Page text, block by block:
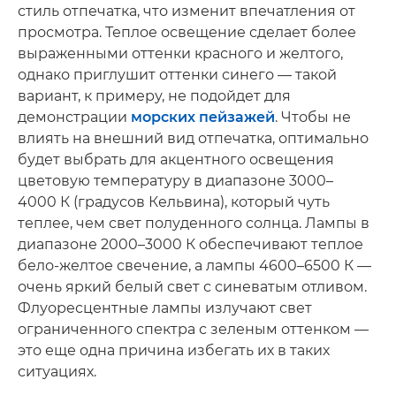
стиль отпечатка, что изменит впечатления от
просмотра. Теплое освещение сделает более
выраженными оттенки красного и желтого,
однако приглушит оттенки синего — такой
вариант, к примеру, не подойдет для
демонстрации морских пейзажей. Чтобы не
влиять на внешний вид отпечатка, оптимально
будет выбрать для акцентного освещения
цветовую температуру в диапазоне 3000–
4000 К (градусов Кельвина), который чуть
теплее, чем свет полуденного солнца. Лампы в
диапазоне 2000–3000 К обеспечивают теплое
бело-желтое свечение, а лампы 4600–6500 К —
очень яркий белый свет с синеватым отливом.
Флуоресцентные лампы излучают свет
ограниченного спектра с зеленым оттенком —
это еще одна причина избегать их в таких
ситуациях.